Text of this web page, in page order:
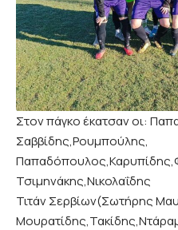
Στον πάγκο έκατσαν οι:
Σαββίδης,Ρουμπούλης,
Τσιμηνάκης,Νικολαΐδης
Τιτάν Σερβίων(Σωτήρης